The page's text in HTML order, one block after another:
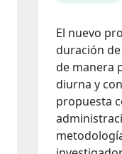
El nuevo
duración
de manera
diurna y
propuesta